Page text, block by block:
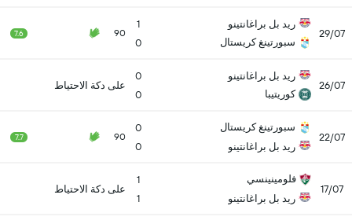
29/07
ريد بل براغانتينو
سبورتينغ كريستال
1
0
90
7.6
26/07
ريد بل براغانتينو
كوريتيبا
0
0
على دكة الاحتياط
22/07
سبورتينغ كريستال
ريد بل براغانتينو
0
0
90
7.7
17/07
فلومينينسي
ريد بل براغانتينو
1
1
على دكة الاحتياط